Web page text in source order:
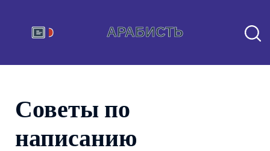
Советы по
написанию